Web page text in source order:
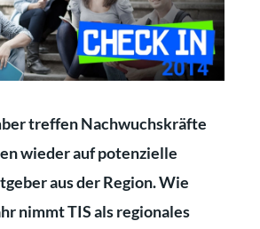
treffen Nachwuchskräfte
wieder auf potenzielle
aus der Region. Wie
nimmt TIS als regionales